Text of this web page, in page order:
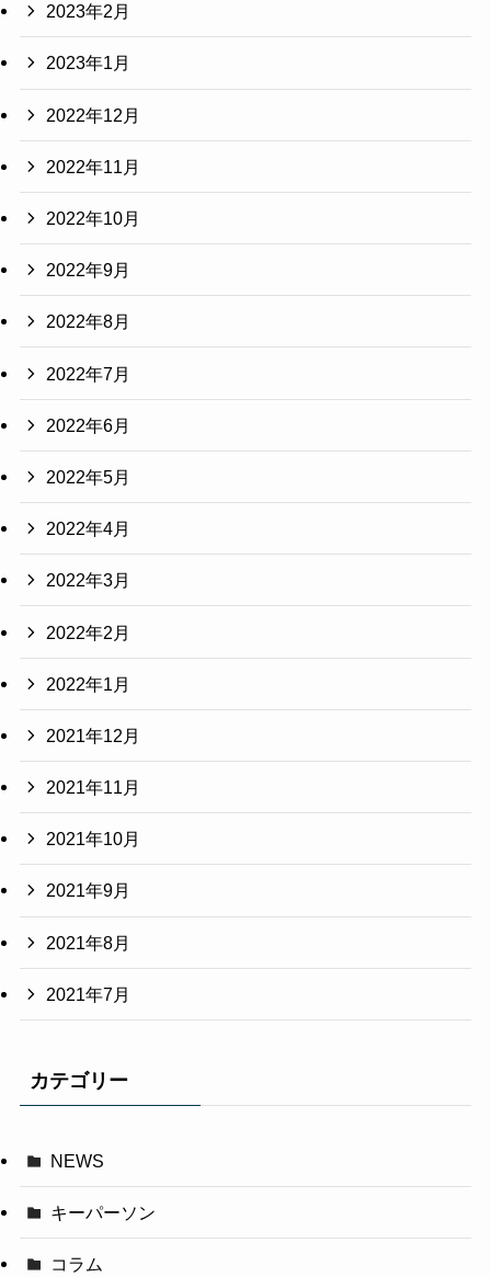
2023年2月
2023年1月
2022年12月
2022年11月
2022年10月
2022年9月
2022年8月
2022年7月
2022年6月
2022年5月
2022年4月
2022年3月
2022年2月
2022年1月
2021年12月
2021年11月
2021年10月
2021年9月
2021年8月
2021年7月
カテゴリー
NEWS
キーパーソン
コラム